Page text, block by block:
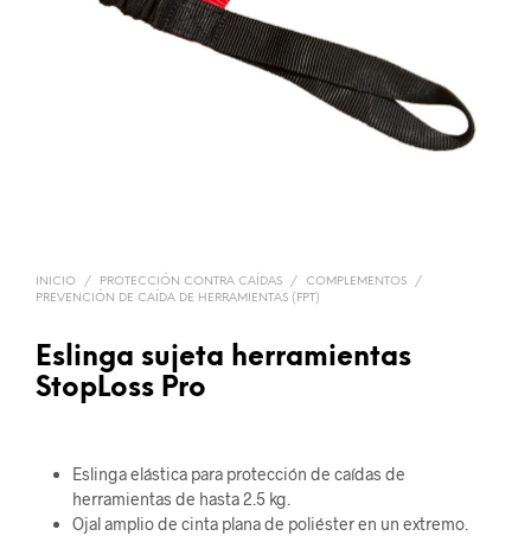
INICIO / PROTECCIÓN CONTRA CAÍDAS / COMPLEMENTOS
/
PREVENCIÓN DE CAÍDA DE HERRAMIENTAS (FPT)
Eslinga sujeta herramientas
StopLoss Pro
Eslinga elástica para protección de caídas de
herramientas de hasta 2.5 kg.
Ojal amplio de cinta plana de poliéster en un extremo.